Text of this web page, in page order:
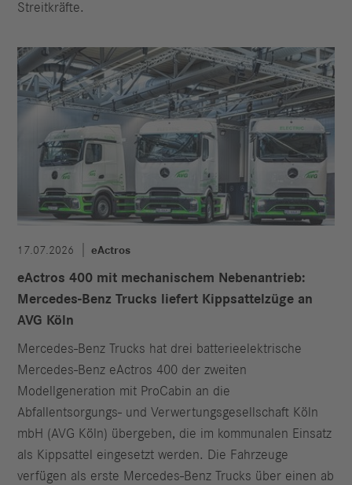
Streitkräfte.
17.07.2026 eActros
eActros 400 mit mechanischem Nebenantrieb:
Mercedes-Benz Trucks liefert Kippsattelzüge an
AVG Köln
Mercedes-Benz Trucks hat drei batterieelektrische
Mercedes-Benz eActros 400 der zweiten
Modellgeneration mit ProCabin an die
Abfallentsorgungs- und Verwertungsgesellschaft Köln
mbH (AVG Köln) übergeben, die im kommunalen Einsatz
als Kippsattel eingesetzt werden. Die Fahrzeuge
verfügen als erste Mercedes-Benz Trucks über einen ab